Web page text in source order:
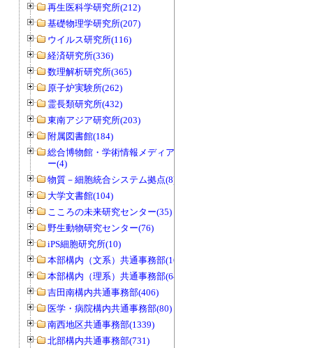
再生医科学研究所(212)
基礎物理学研究所(207)
ウイルス研究所(116)
経済研究所(336)
数理解析研究所(365)
原子炉実験所(262)
霊長類研究所(432)
東南アジア研究所(203)
附属図書館(184)
総合博物館・学術情報メディアセンタ
ー(4)
物質－細胞統合システム拠点(8)
大学文書館(104)
こころの未来研究センター(35)
野生動物研究センター(76)
iPS細胞研究所(10)
本部構内（文系）共通事務部(165)
本部構内（理系）共通事務部(646)
吉田南構内共通事務部(406)
医学・病院構内共通事務部(80)
南西地区共通事務部(1339)
北部構内共通事務部(731)